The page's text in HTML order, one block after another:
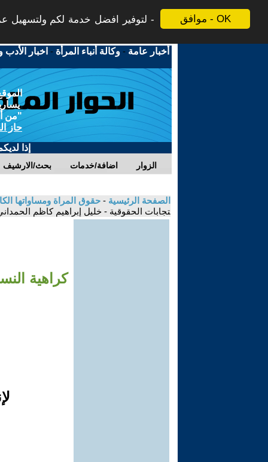
موافق - OK لتوفير افضل خدمة لكم ولتسهيل
أخبار عامة -وكالة أنباء المرأة - اخبار الأدب
"من
حاز
إذا
بحث/الارشيف اضافة/خدمات الزوار
الصفحة الرئيسية - حقوق المراة ومساواتها
تجابات الحقوقية - خليل إبراهيم كاظم
كراهية